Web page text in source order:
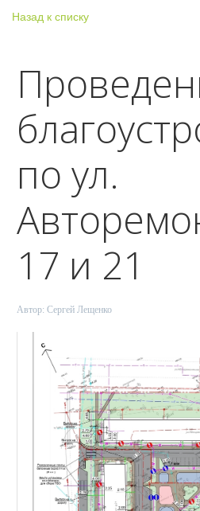
Назад к списку
по ул.
17 и 21
Автор: Сергей Лещенко